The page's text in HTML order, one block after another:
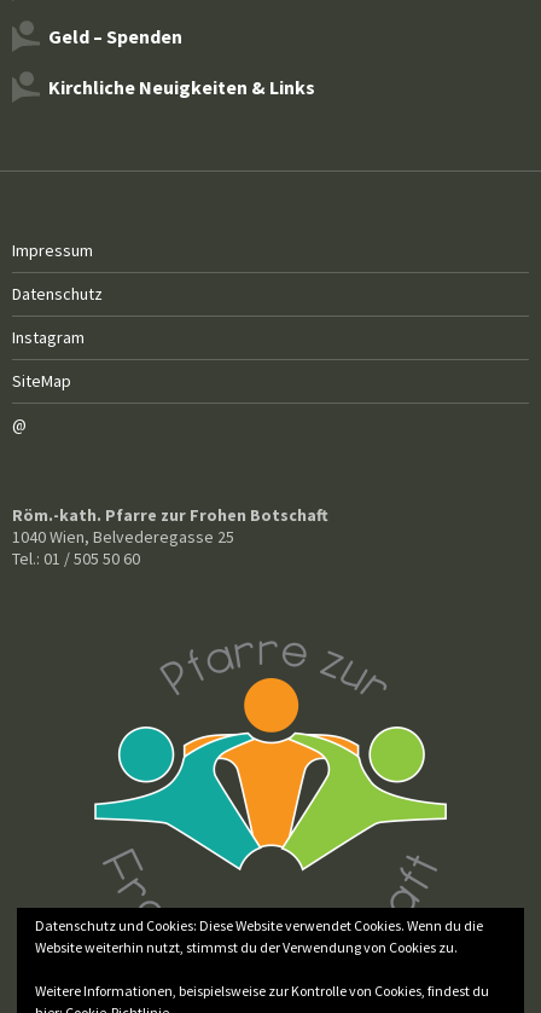
Geld – Spenden
Kirchliche Neuigkeiten & Links
Impressum
Datenschutz
Instagram
SiteMap
@
Röm.-kath. Pfarre zur Frohen Botschaft
1040 Wien, Belvederegasse 25
Tel.: 01 / 505 50 60
Datenschutz und Cookies: Diese Website verwendet Cookies. Wenn du die
Website weiterhin nutzt, stimmst du der Verwendung von Cookies zu.
Weitere Informationen, beispielsweise zur Kontrolle von Cookies, findest du